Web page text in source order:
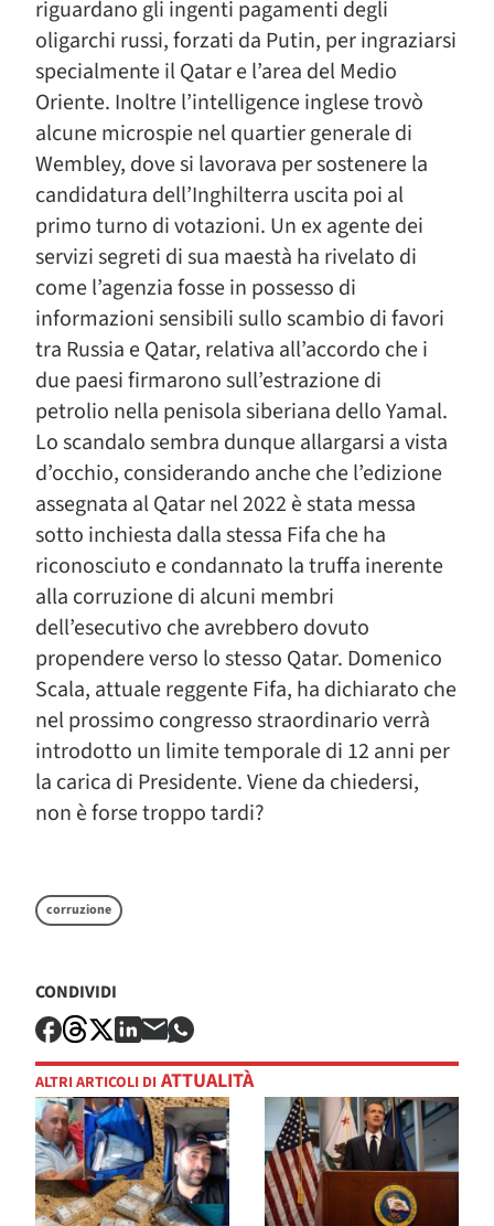
riguardano gli ingenti pagamenti degli
oligarchi russi, forzati da Putin, per ingraziarsi
specialmente il Qatar e l’area del Medio
Oriente. Inoltre l’intelligence inglese trovò
alcune microspie nel quartier generale di
Wembley, dove si lavorava per sostenere la
candidatura dell’Inghilterra uscita poi al
primo turno di votazioni. Un ex agente dei
servizi segreti di sua maestà ha rivelato di
come l’agenzia fosse in possesso di
informazioni sensibili sullo scambio di favori
tra Russia e Qatar, relativa all’accordo che i
due paesi firmarono sull’estrazione di
petrolio nella penisola siberiana dello Yamal.
Lo scandalo sembra dunque allargarsi a vista
d’occhio, considerando anche che l’edizione
assegnata al Qatar nel 2022 è stata messa
sotto inchiesta dalla stessa Fifa che ha
riconosciuto e condannato la truffa inerente
alla corruzione di alcuni membri
dell’esecutivo che avrebbero dovuto
propendere verso lo stesso Qatar. Domenico
Scala, attuale reggente Fifa, ha dichiarato che
nel prossimo congresso straordinario verrà
introdotto un limite temporale di 12 anni per
la carica di Presidente. Viene da chiedersi,
non è forse troppo tardi?
corruzione
CONDIVIDI
ALTRI ARTICOLI DI ATTUALITÀ